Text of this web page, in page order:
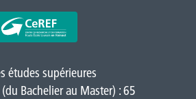
études supérieures
Bachelier au Master) : 65